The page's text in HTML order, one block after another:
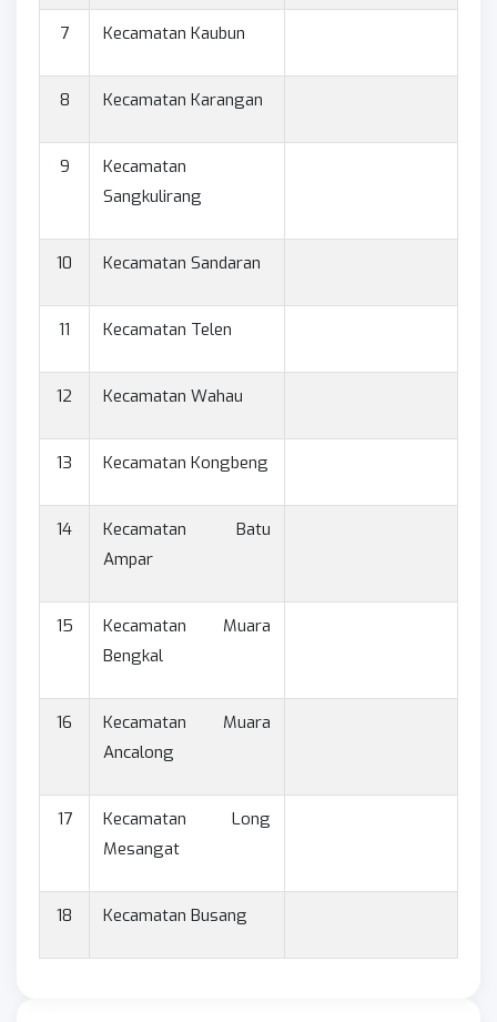
7 Kecamatan Kaubun
8 Kecamatan Karangan
9
Kecamatan
Sangkulirang
10 Kecamatan Sandaran
11 Kecamatan Telen
12 Kecamatan Wahau
13 Kecamatan Kongbeng
14
Kecamatan Batu
Ampar
15
Kecamatan Muara
Bengkal
16
Kecamatan Muara
Ancalong
17
Kecamatan Long
Mesangat
18 Kecamatan Busang